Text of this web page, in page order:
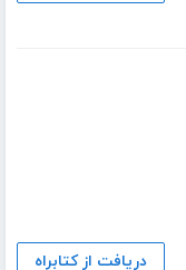
دریافت از کتابراه